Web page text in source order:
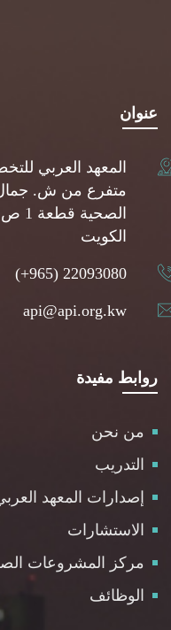
عنوان
المعهد العربي
متفرع من ش. جمال
الكويت
(+965) 22093080
api@api.org.kw
روابط مفيدة
من نحن
التدريب
إصدارات المعهد
الاستشارات
مركز المشروعات
الوظائف